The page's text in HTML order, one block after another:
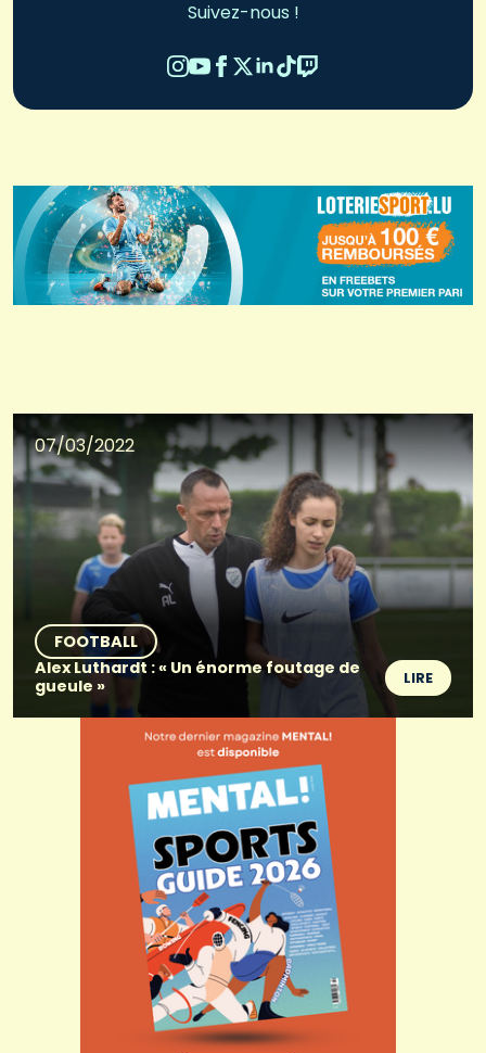
Suivez-nous !
07/03/2022
FOOTBALL
Alex Luthardt : « Un énorme foutage de
gueule »
LIRE